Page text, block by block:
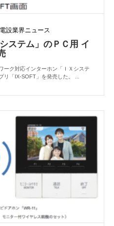
電設業界ニュース
ステム」のＰＣ用 イ
ーク対応インターホン「ＩＸシステ
リ「IX-SOFT」を発売した。 ...